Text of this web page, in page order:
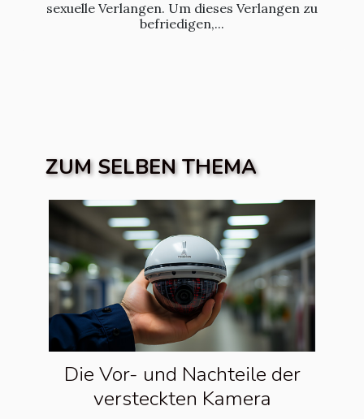
sexuelle Verlangen. Um dieses Verlangen zu
befriedigen,...
ZUM SELBEN THEMA
Die Vor- und Nachteile der
versteckten Kamera